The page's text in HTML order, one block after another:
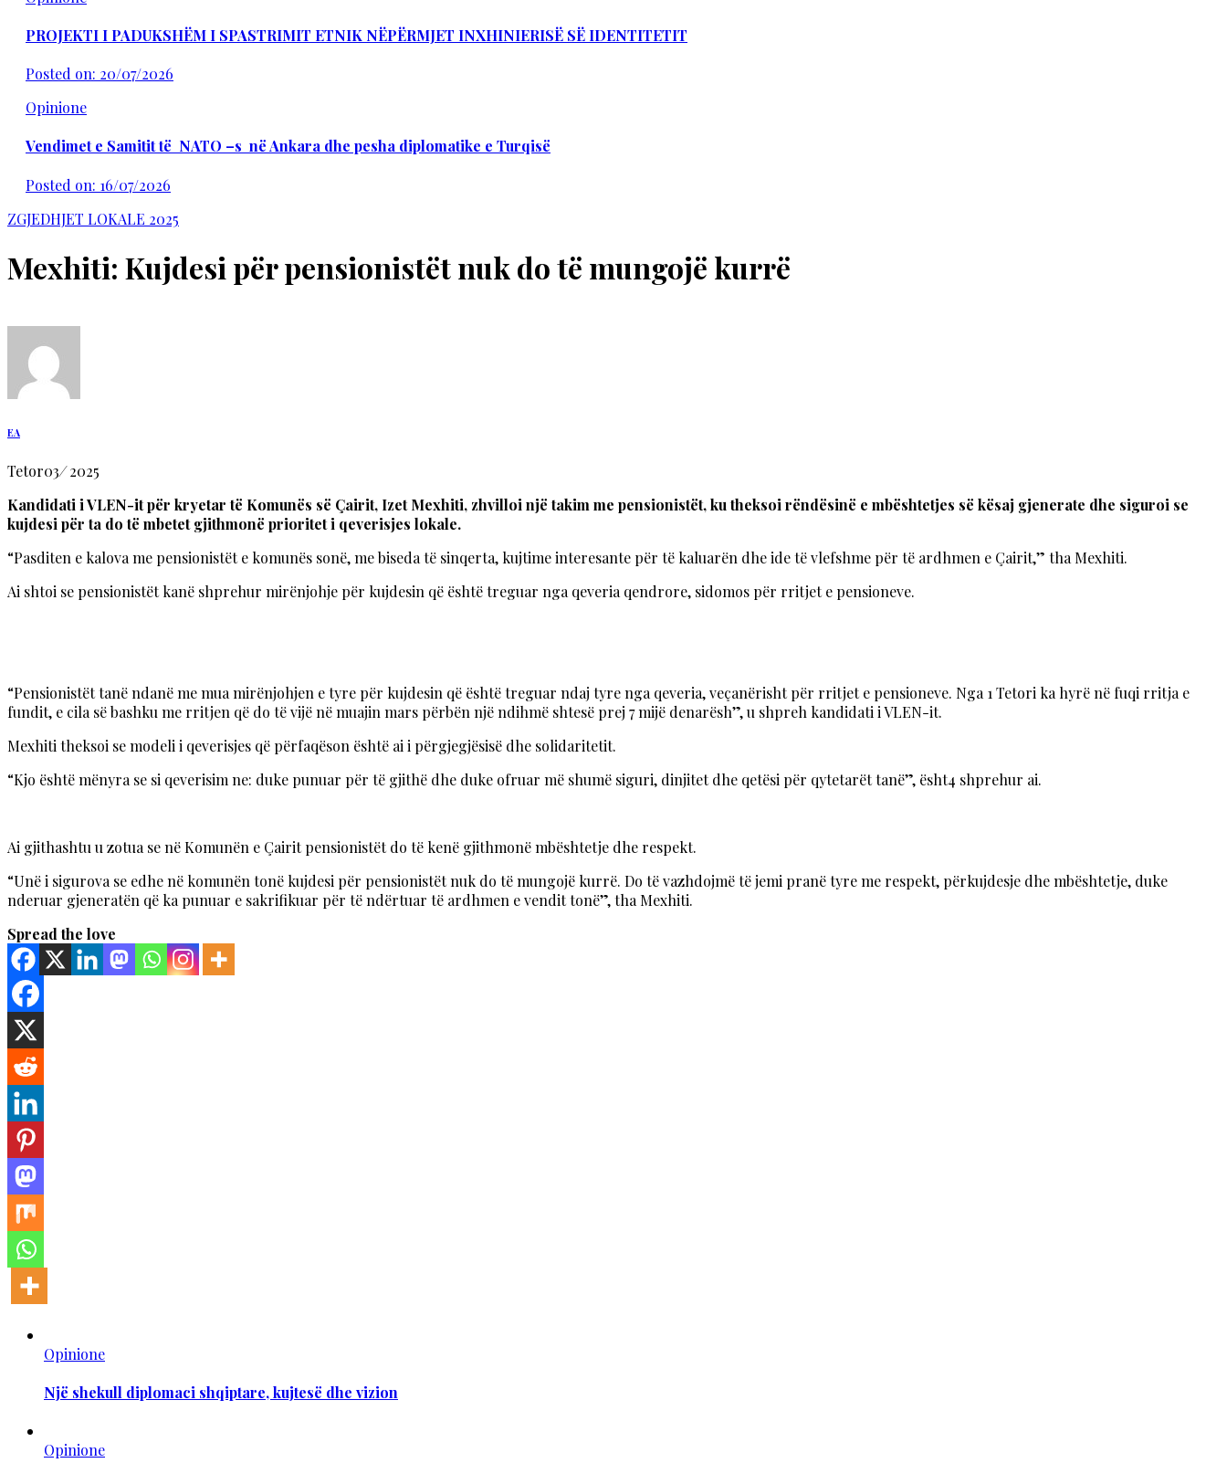
PROJEKTI I PADUKSHËM I SPASTRIMIT ETNIK NËPËRMJET INXHINIERISË SË IDENTITETIT
Posted on: 20/07/2026
Opinione
Vendimet e Samitit të NATO –s në Ankara dhe pesha diplomatike e Turqisë
Posted on: 16/07/2026
ZGJEDHJET LOKALE 2025
Mexhiti: Kujdesi për pensionistët nuk do të mungojë kurrë
EA
Tetor03/2025
Kandidati i VLEN-it për kryetar të Komunës së Çairit, Izet Mexhiti, zhvilloi një takim me pensionistët, ku theksoi rëndësinë e mbështetjes së kësaj gjenerate dhe siguroi se
kujdesi për ta do të mbetet gjithmonë prioritet i qeverisjes lokale.
“Pasditen e kalova me pensionistët e komunës sonë, me biseda të sinqerta, kujtime interesante për të kaluarën dhe ide të vlefshme për të ardhmen e Çairit,” tha Mexhiti.
Ai shtoi se pensionistët kanë shprehur mirënjohje për kujdesin që është treguar nga qeveria qendrore, sidomos për rritjet e pensioneve.
“Pensionistët tanë ndanë me mua mirënjohjen e tyre për kujdesin që është treguar ndaj tyre nga qeveria, veçanërisht për rritjet e pensioneve. Nga 1 Tetori ka hyrë në fuqi rritja e
fundit, e cila së bashku me rritjen që do të vijë në muajin mars përbën një ndihmë shtesë prej 7 mijë denarësh”, u shpreh kandidati i VLEN-it.
Mexhiti theksoi se modeli i qeverisjes që përfaqëson është ai i përgjegjësisë dhe solidaritetit.
“Kjo është mënyra se si qeverisim ne: duke punuar për të gjithë dhe duke ofruar më shumë siguri, dinjitet dhe qetësi për qytetarët tanë”, ësht4 shprehur ai.
Ai gjithashtu u zotua se në Komunën e Çairit pensionistët do të kenë gjithmonë mbështetje dhe respekt.
“Unë i sigurova se edhe në komunën tonë kujdesi për pensionistët nuk do të mungojë kurrë. Do të vazhdojmë të jemi pranë tyre me respekt, përkujdesje dhe mbështetje, duke
nderuar gjeneratën që ka punuar e sakrifikuar për të ndërtuar të ardhmen e vendit tonë”, tha Mexhiti.
Spread the love
Opinione
Një shekull diplomaci shqiptare, kujtesë dhe vizion
Opinione